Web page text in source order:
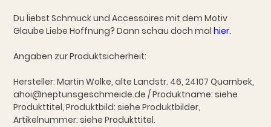
Du liebst Schmuck und Accessoires mit dem Motiv
Glaube Liebe Hoffnung? Dann schau doch malhier.
Angaben zur Produktsicherheit:
Hersteller: Martin Wolke, alte Landstr. 46, 24107 Quarnbek,
ahoi@neptunsgeschmeide.de / Produktname: siehe
Produkttitel, Produktbild: siehe Produktbilder,
Artikelnummer: siehe Produkttitel.